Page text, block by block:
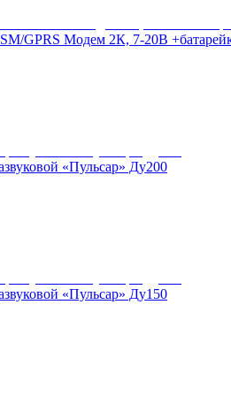
GPRS Модем 2К, 7-20В
«Пульсар» Ду200
«Пульсар» Ду150